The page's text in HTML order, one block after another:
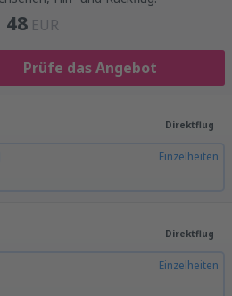
48 EUR
Prüfe das Angebot
Direktflug
Einzelheiten
Direktflug
Einzelheiten